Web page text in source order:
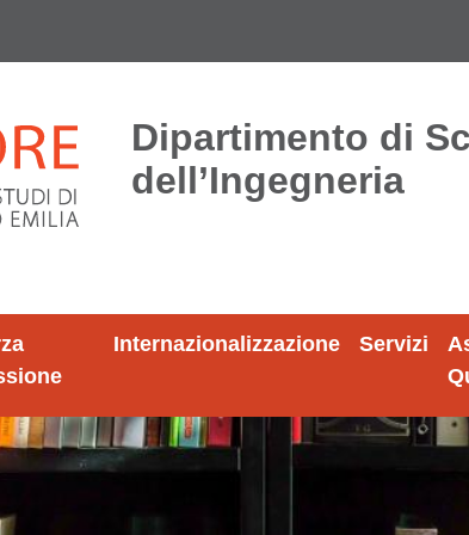
Dipartimento di
dell’Ingegneria
Internazionalizzazione Servizi